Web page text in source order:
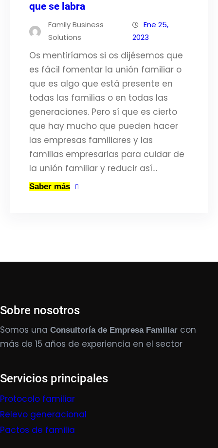
que se labra
Family Business
Solutions
Ene 25,
2023
Os mentiríamos si os dijésemos que
es fácil fomentar la unión familiar o
que es algo que está presente en
todas las familias o en todas las
generaciones. Pero sí que es cierto
que hay mucho que pueden hacer
las empresas familiares y las
familias empresarias para cuidar de
la unión familiar y reducir así…
Saber más
Sobre nosotros
Somos una Consultoría de Empresa Familiar con
más de 15 años de experiencia en el sector
Servicios principales
Protocolo familiar
Relevo generacional
Pactos de familia